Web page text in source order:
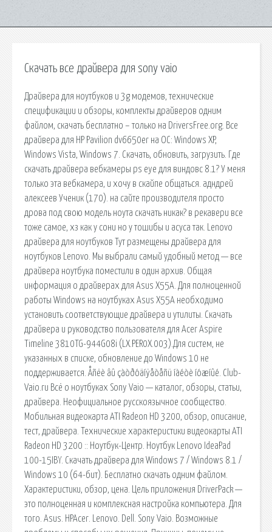
Скачать все драйвера для sony vaio
Драйвера для ноутбуков и 3g модемов, технические
спецификации и обзоры, комплекты драйверов одним
файлом, скачать бесплатно – только на DriversFree.org. Все
драйвера для HP Pavilion dv6650er на ОС: Windows XP,
Windows Vista, Windows 7. Скачать, обновить, загрузить. Где
скачать драйвера вебкамеры ps eye для виндовс 8.1? У меня
только эта вебкамера, и хочу в скайпе общаться. адндрей
алексеев Ученик (170). на сайте производителя просто
дрова под свою модель ноута скачать никак? в рекавери все
тоже самое, хз как у сони но у тошибы и асуса так. Lenovo
драйвера для ноутбуков Тут размещены драйвера для
ноутбуков Lenovo. Мы выбрали самый удобный метод — все
драйвера ноутбука поместили в один архив. Общая
информация о драйверах для Asus X55A. Для полноценной
работы Windows на ноутбуках Asus X55A необходимо
установить соответствующие драйвера и утилиты. Скачать
драйвера и руководство пользователя для Acer Aspire
Timeline 3810TG-944G08i (LX.PER0X.003).Для систем, не
указанных в списке, обновление до Windows 10 не
поддерживается. Åñëè âû çàòðóäíÿåòåñü íàéòè íóæíûé. Club-
Vaio.ru Всё о ноутбуках Sony Vaio — каталог, обзоры, статьи,
драйвера. Неофициальное русскоязычное сообщество.
Мобильная видеокарта ATI Radeon HD 3200, обзор, описание,
тест, драйвера. Технические характеристики видеокарты ATI
Radeon HD 3200 :: Ноутбук-Центр. Ноутбук Lenovo IdeaPad
100-15IBY. Скачать драйвера для Windows 7 / Windows 8.1 /
Windows 10 (64-бит). Бесплатно скачать одним файлом.
Характеристики, обзор, цена. Цель приложения DriverPack —
это полноценная и комплексная настройка компьютера. Для
того. Asus. HPAcer. Lenovo. Dell. Sony Vaio. Возможные